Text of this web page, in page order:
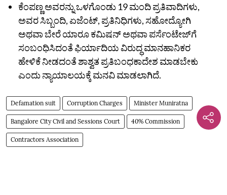
ಕೆಂಪಣ್ಣ ಅವರನ್ನು ಒಳಗೊಂಡು 19 ಮಂದಿ ಪ್ರತಿವಾದಿಗಳು,
ಅವರ ಸಿಬ್ಬಂದಿ, ಏಜೆಂಟ್‌, ಪ್ರತಿನಿಧಿಗಳು, ಸಹೋದ್ಯೋಗಿ
ಅಥವಾ ಬೇರೆ ಯಾರೂ ಕಮಿಷನ್‌ ಅಥವಾ ಪರ್ಸೆಂಟೇಜ್‌ಗೆ
ಸಂಬಂಧಿಸಿದಂತೆ ಫಿರ್ಯಾದಿಯ ವಿರುದ್ಧ ಮಾನಹಾನಿಕರ
ಹೇಳಿಕೆ ನೀಡದಂತೆ ಶಾಶ್ವತ ಪ್ರತಿಬಂಧಕಾದೇಶ ಮಾಡಬೇಕು
ಎಂದು ನ್ಯಾಯಾಲಯಕ್ಕೆ ಮನವಿ ಮಾಡಲಾಗಿದೆ.
Defamation suit Corruption Charges Minister Muniratna
Bangalore City Civil and Sessions Court 40% Commission
Contractors Association